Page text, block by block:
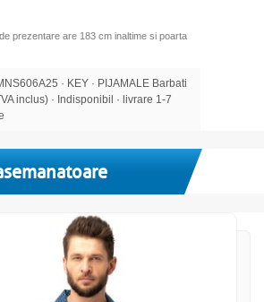
prezentare are 183 cm inaltime si poarta
· KEY · PIJAMALE Barbati
inclus) · Indisponibil · livrare 1-7